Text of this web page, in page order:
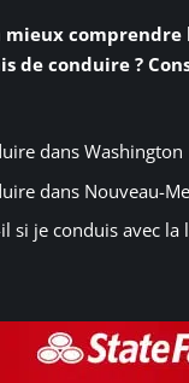
mieux comprendre
de conduire ?
dans Washington
dans Nouveau-
si je conduis avec la